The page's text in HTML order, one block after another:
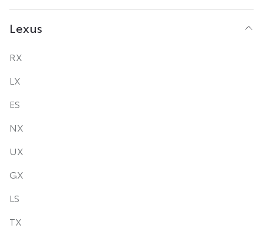
Lexus
RX
LX
ES
NX
UX
GX
LS
TX